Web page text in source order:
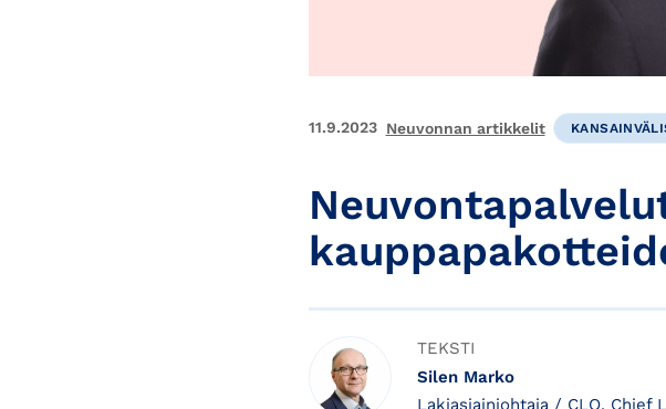
11.9.2023 Neuvonnan artikkelit
TEKSTI
Silen Marko
Lakiasiainjohtaja / CLO, Chief